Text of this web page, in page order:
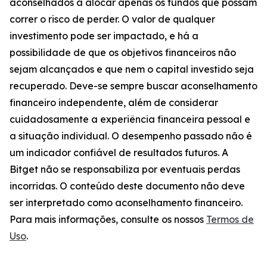
aconselhados a alocar apenas os fundos que possam
correr o risco de perder. O valor de qualquer
investimento pode ser impactado, e há a
possibilidade de que os objetivos financeiros não
sejam alcançados e que nem o capital investido seja
recuperado. Deve-se sempre buscar aconselhamento
financeiro independente, além de considerar
cuidadosamente a experiência financeira pessoal e
a situação individual. O desempenho passado não é
um indicador confiável de resultados futuros. A
Bitget não se responsabiliza por eventuais perdas
incorridas. O conteúdo deste documento não deve
ser interpretado como aconselhamento financeiro.
Para mais informações, consulte os nossos Termos de
Uso.